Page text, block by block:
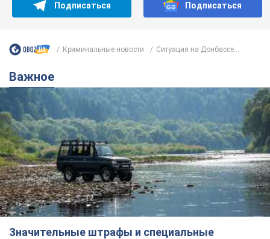
Подписаться Подписаться
Криминальные новости Ситуация на Донбассе...
Важное
Значительные штрафы и специальные